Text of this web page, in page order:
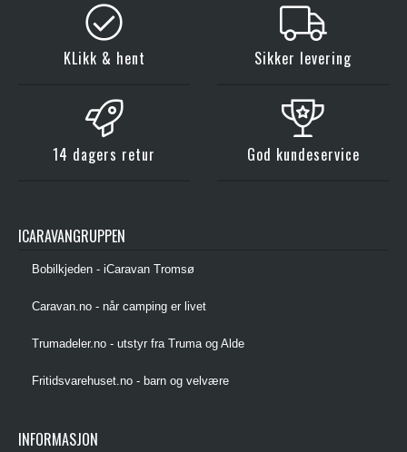
KLikk & hent Sikker levering
14 dagers retur God kundeservice
ICARAVANGRUPPEN
Bobilkjeden - iCaravan Tromsø
Caravan.no - når camping er livet
Trumadeler.no - utstyr fra Truma og Alde
Fritidsvarehuset.no - barn og velvære
INFORMASJON